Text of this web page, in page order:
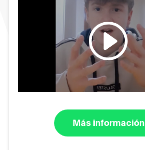
Más información